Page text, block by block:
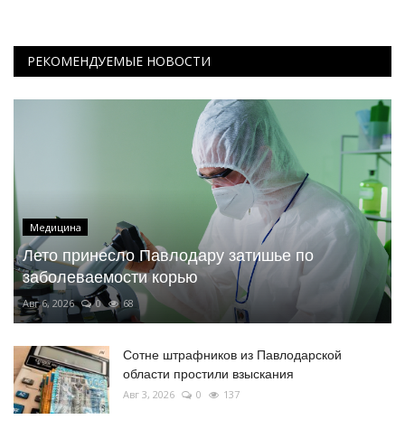
РЕКОМЕНДУЕМЫЕ НОВОСТИ
Медицина
Лето принесло Павлодару затишье по
заболеваемости корью
Авг 6, 2026 0 68
Сотне штрафников из Павлодарской
области простили взыскания
Авг 3, 2026 0 137